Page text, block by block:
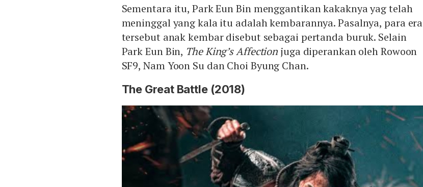
Sementara itu, Park Eun Bin menggantikan kakaknya yag telah
meninggal yang kala itu adalah kembarannya. Pasalnya, para era
tersebut anak kembar disebut sebagai pertanda buruk. Selain
Park Eun Bin, The King’s Affection juga diperankan oleh Rowoon
SF9, Nam Yoon Su dan Choi Byung Chan.
The Great Battle (2018)